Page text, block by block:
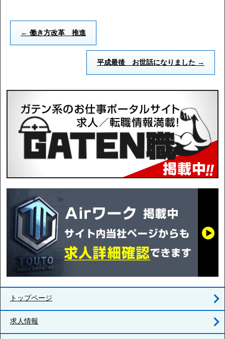
← 働き方改革 推進
平成最後 お世話になりました →
トップページ
求人情報